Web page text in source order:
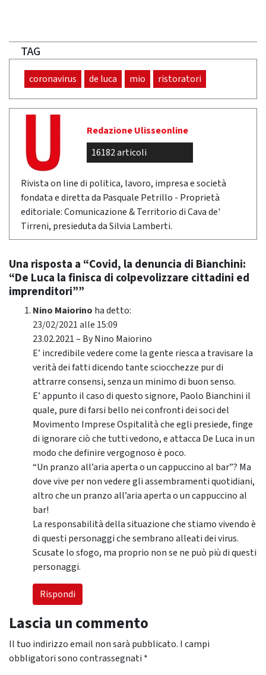
TAG
coronavirus de luca mio ristoratori
Redazione Ulisseonline
16182 articoli
Rivista on line di politica, lavoro, impresa e società
fondata e diretta da Pasquale Petrillo - Proprietà
editoriale: Comunicazione & Territorio di Cava de'
Tirreni, presieduta da Silvia Lamberti.
Una risposta a “Covid, la denuncia di Bianchini:
“De Luca la finisca di colpevolizzare cittadini ed
imprenditori””
Nino Maiorino ha detto:
23/02/2021 alle 15:09
23.02.2021 – By Nino Maiorino
E’ incredibile vedere come la gente riesca a travisare la
verità dei fatti dicendo tante sciocchezze pur di
attrarre consensi, senza un minimo di buon senso.
E’ appunto il caso di questo signore, Paolo Bianchini il
quale, pure di farsi bello nei confronti dei soci del
Movimento Imprese Ospitalità che egli presiede, finge
di ignorare ciò che tutti vedono, e attacca De Luca in un
modo che definire vergognoso è poco.
“Un pranzo all’aria aperta o un cappuccino al bar”? Ma
dove vive per non vedere gli assembramenti quotidiani,
altro che un pranzo all’aria aperta o un cappuccino al
bar!
La responsabilità della situazione che stiamo vivendo è
di questi personaggi che sembrano alleati dei virus.
Scusate lo sfogo, ma proprio non se ne può più di questi
personaggi.
Rispondi
Lascia un commento
Il tuo indirizzo email non sarà pubblicato. I campi
obbligatori sono contrassegnati *